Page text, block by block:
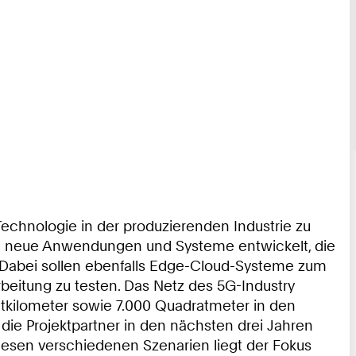
in der produzierenden Industrie zu
Anwendungen und Systeme entwickelt, die
sollen ebenfalls Edge-Cloud-Systeme zum
zu testen. Das Netz des 5G-Industry
sowie 7.000 Quadratmeter in den
Projektpartner in den nächsten drei Jahren
verschiedenen Szenarien liegt der Fokus